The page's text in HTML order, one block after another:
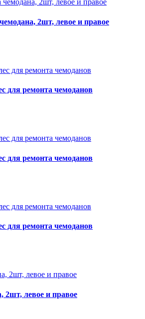
2шт, левое и правое
для ремонта чемоданов
для ремонта чемоданов
для ремонта чемоданов
2шт, левое и правое